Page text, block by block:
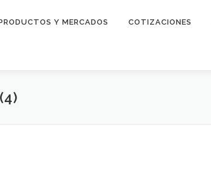
Y MERCADOS COTIZACIONES